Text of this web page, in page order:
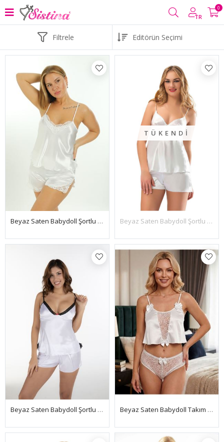
TR
0
Filtrele
Beyaz Saten Babydoll Şortlu Takım - 257
TÜKENDI
Beyaz Saten Babydoll Şortlu Takım - 296
Beyaz Saten Babydoll Şortlu Takım - 336 Beyaz Saten Babydoll Takım - 333-B